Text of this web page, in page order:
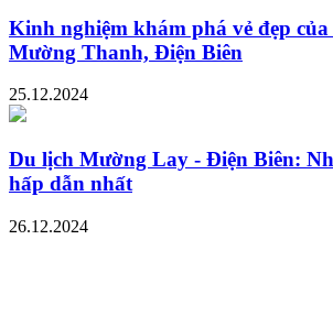
Kinh nghiệm khám phá vẻ đẹp
Mường Thanh, Điện Biên
25.12.2024
Du lịch Mường Lay - Điện Biên:
hấp dẫn nhất
26.12.2024